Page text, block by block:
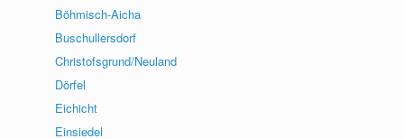
Böhmisch-Aicha
Buschullersdorf
Christofsgrund/Neuland
Dörfel
Eichicht
Einsiedel